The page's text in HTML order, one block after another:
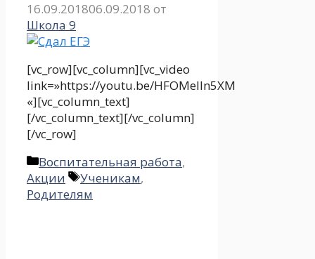
16.09.201806.09.2018 от
Школа 9
[vc_row][vc_column][vc_video
link=»https://youtu.be/HFOMeIIn5XM
«][vc_column_text]
[/vc_column_text][/vc_column]
[/vc_row]
Рубрики
Воспитательная работа,
Акции
Метки
Ученикам,
Родителям